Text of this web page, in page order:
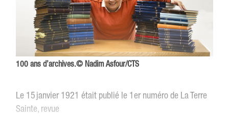
100 ans d’archives.© Nadim Asfour/CTS
Le 15 janvier 1921 était publié le 1er numéro de La Terre
Sainte, revue